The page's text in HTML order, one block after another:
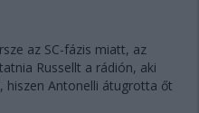
az SC-fázis miatt, az
Russellt a rádión, aki
hiszen Antonelli átugrotta őt